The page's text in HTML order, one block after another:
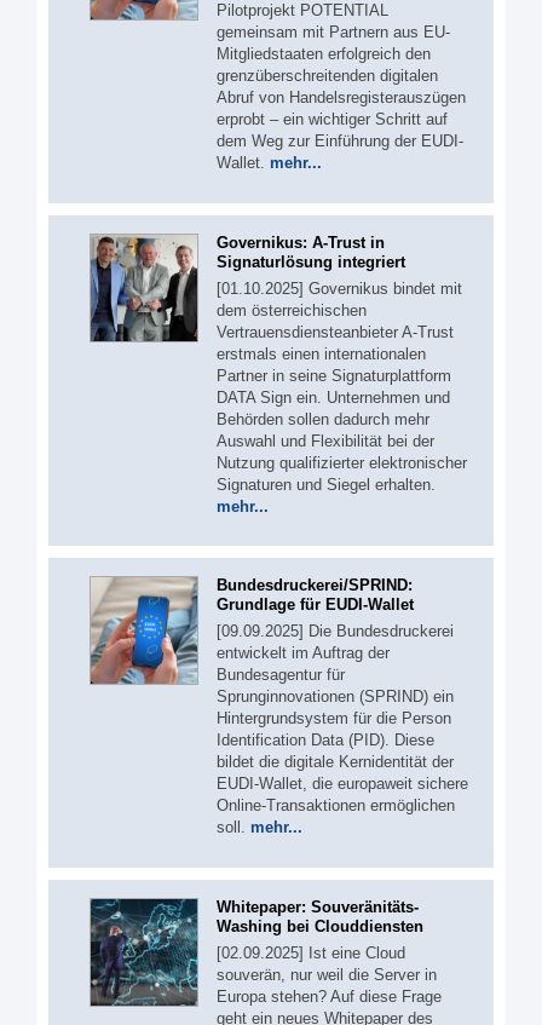
Pilotprojekt POTENTIAL
gemeinsam mit Partnern aus EU-
Mitgliedstaaten erfolgreich den
grenzüberschreitenden digitalen
Abruf von Handelsregisterauszügen
erprobt – ein wichtiger Schritt auf
dem Weg zur Einführung der EUDI-
Wallet. mehr...
Governikus: A-Trust in
Signaturlösung integriert
[01.10.2025] Governikus bindet mit
dem österreichischen
Vertrauensdiensteanbieter A-Trust
erstmals einen internationalen
Partner in seine Signaturplattform
DATA Sign ein. Unternehmen und
Behörden sollen dadurch mehr
Auswahl und Flexibilität bei der
Nutzung qualifizierter elektronischer
Signaturen und Siegel erhalten.
mehr...
Bundesdruckerei/SPRIND:
Grundlage für EUDI-Wallet
[09.09.2025] Die Bundesdruckerei
entwickelt im Auftrag der
Bundesagentur für
Sprunginnovationen (SPRIND) ein
Hintergrundsystem für die Person
Identification Data (PID). Diese
bildet die digitale Kernidentität der
EUDI-Wallet, die europaweit sichere
Online-Transaktionen ermöglichen
soll. mehr...
Whitepaper: Souveränitäts-
Washing bei Clouddiensten
[02.09.2025] Ist eine Cloud
souverän, nur weil die Server in
Europa stehen? Auf diese Frage
geht ein neues Whitepaper des